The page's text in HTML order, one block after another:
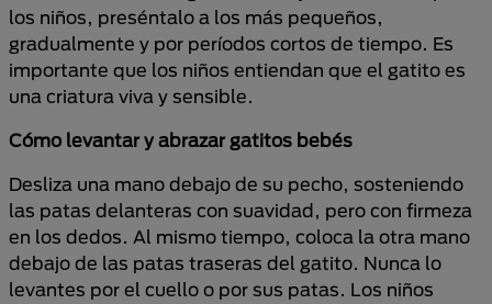
los niños, preséntalo a los más pequeños,
gradualmente y por períodos cortos de tiempo. Es
importante que los niños entiendan que el gatito es
una criatura viva y sensible.
Cómo levantar y abrazar gatitos bebés
Desliza una mano debajo de su pecho, sosteniendo
las patas delanteras con suavidad, pero con firmeza
en los dedos. Al mismo tiempo, coloca la otra mano
debajo de las patas traseras del gatito. Nunca lo
levantes por el cuello o por sus patas. Los niños